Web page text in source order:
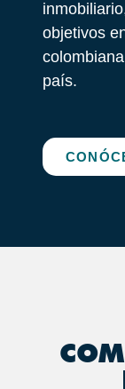
objetivos
país.